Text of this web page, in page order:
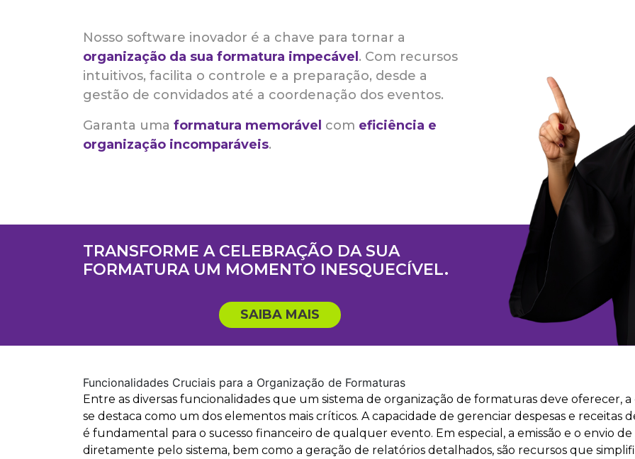
Nosso software inovador é a chave para tornar a
organização da sua formatura impecável . Com recursos
intuitivos, facilita o controle e a preparação, desde a
gestão de convidados até a coordenação dos eventos.
Garanta uma formatura memorável com eficiência e
organização incomparáveis.
TRANSFORME A CELEBRAÇÃO DA SUA
FORMATURA UM MOMENTO INESQUECÍVEL.
SAIBA MAIS
Funcionalidades Cruciais para a Organização de Formaturas
Entre as diversas funcionalidades que um sistema de organização de formaturas deve oferecer,
se destaca como um dos elementos mais críticos. A capacidade de gerenciar despesas e receitas
é fundamental para o sucesso financeiro de qualquer evento. Em especial, a emissão e o envio
diretamente pelo sistema, bem como a geração de relatórios detalhados, são recursos que